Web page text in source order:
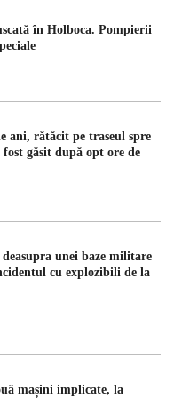
în Holboca. Pompierii
ani, rătăcit pe traseul spre
găsit după opt ore de
unei baze militare
cu explozibili de la
mașini implicate, la